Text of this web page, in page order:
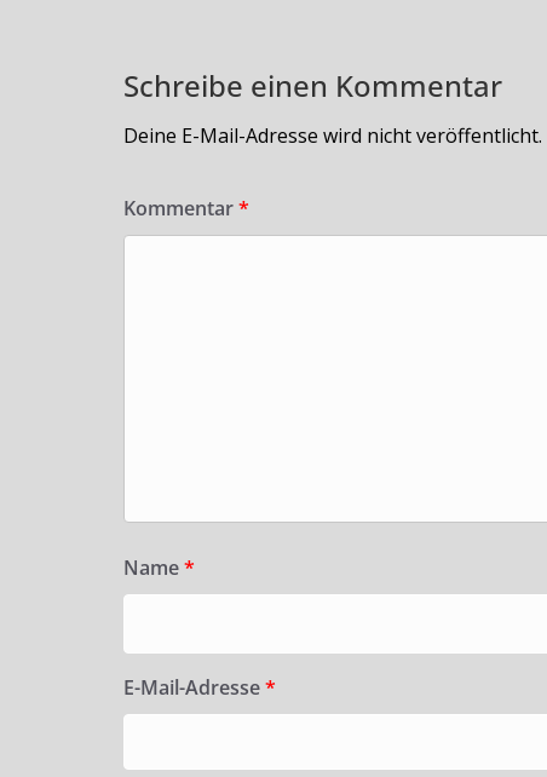
Schreibe einen Kommentar
Deine E-Mail-Adresse wird nicht veröffentlicht.
Kommentar*
Name*
E-Mail-Adresse*